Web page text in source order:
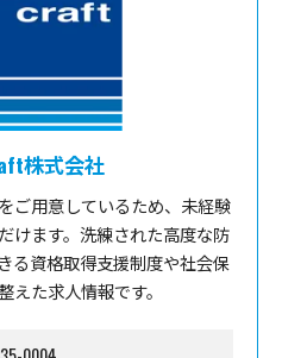
株式会社
ご用意しているため、未経験
けます。洗練された高度な防
る資格取得支援制度や社会保
えた求人情報です。